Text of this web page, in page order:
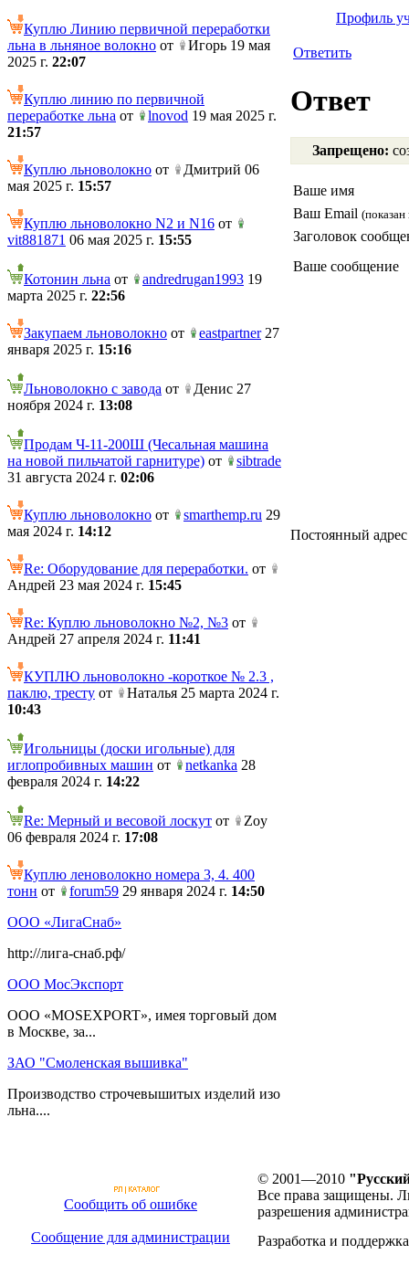
Куплю Линию первичной переработки
льна в льняное волокно от
Игорь 19 мая
2025 г. 22:07
Куплю линию по первичной
переработке льна от lnovod 19 мая 2025 г.
21:57
Куплю льноволокно от
Дмитрий 06
мая 2025 г. 15:57
Куплю льноволокно N2 и N16 от
vit881871 06 мая 2025 г. 15:55
Котонин льна от andredrugan1993 19
марта 2025 г. 22:56
Закупаем льноволокно от eastpartner27
января 2025 г. 15:16
Льноволокно с завода от
Денис 27
ноября 2024 г. 13:08
Продам Ч-11-200Ш (Чесальная машина
на новой пильчатой гарнитуре) от
sibtrade
31 августа 2024 г. 02:06
Куплю льноволокно от smarthemp.ru 29
мая 2024 г. 14:12
Re: Оборудование для переработки. от
Андрей 23 мая 2024 г. 15:45
Re: Куплю льноволокно №2, №3 от
Андрей 27 апреля 2024 г. 11:41
КУПЛЮ льноволокно -короткое № 2.3 ,
паклю, тресту от
Наталья 25 марта 2024 г.
10:43
Игольницы (доски игольные) для
иглопробивных машин от netkanka 28
февраля 2024 г. 14:22
Re: Мерный и весовой лоскут от
Zoy
06 февраля 2024 г. 17:08
Куплю леноволокно номера 3, 4. 400
тонн от forum59 29 января 2024 г. 14:50
ООО «ЛигаСнаб»
http://лига-снаб.рф/
ООО МосЭкспорт
ООО «MOSEXPORT», имея торговый дом
в Москве, за...
ЗАО "Смоленская вышивка"
Производство строчевышитых изделий изо
льна....
Профиль
Ответить
Ответ
Запрещено:
Ваше имя
Ваш Email (показан
Заголовок
Ваше сообщение
Постоянный
Сообщить об ошибке
Сообщение для администрации
© 2001—2010
Все права защищены.
разрешения
Разработка и